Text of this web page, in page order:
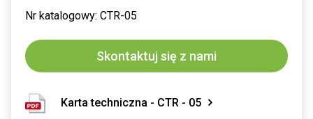
Nr katalogowy: CTR-05
Skontaktuj się z nami
Karta techniczna - CTR - 05